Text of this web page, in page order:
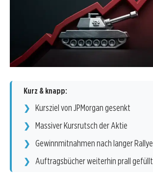
Kurz & knapp:
Kursziel von JPMorgan gesenkt
Massiver Kursrutsch der Aktie
Gewinnmitnahmen nach langer Rallye
Auftragsbücher weiterhin prall gefüllt